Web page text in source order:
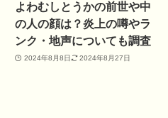
よわむしとうかの前世や中
の人の顔は？炎上の噂やラ
ンク・地声についても調査
2024年8月8日 2024年8月27日